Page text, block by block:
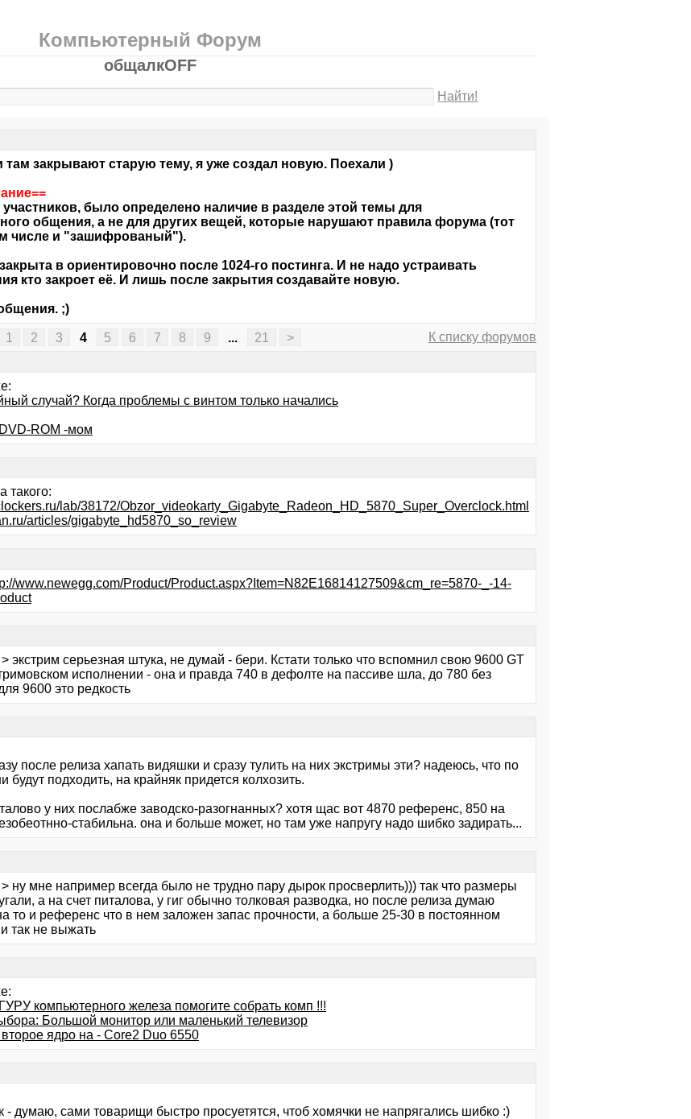
Компьютерный Форум
общалкOFF
Найти!
там закрывают старую тему, я уже создал новую. Поехали )
было определено наличие в разделе этой темы для
общения, а не для других вещей, которые нарушают правила форума (тот
числе и "зашифрованый").
в ориентировочно после 1024-го постинга. И не надо устраивать
кто закроет её. И лишь после закрытия создавайте новую.
;)
1 2 3 4 5 6 7 8 9 21 >
К списку форумов
случай? Когда проблемы с винтом только начались
ROM -мом
такого:
lab/38172/Obzor_videokarty_Gigabyte_Radeon_HD_5870_Super_Overclock.html
articles/gigabyte_hd5870_so_review
www.newegg.com/Product/Product.aspx?Item=N82E16814127509&cm_re=5870-_-14-
экстрим серьезная штука, не думай - бери. Кстати только что вспомнил свою 9600 GT
исполнении - она и правда 740 в дефолте на пассиве шла, до 780 без
9600 это редкость
после релиза хапать видяшки и сразу тулить на них экстримы эти? надеюсь, что по
будут подходить, на крайняк придется колхозить.
у них послабже заводско-разогнанных? хотя щас вот 4870 референс, 850 на
стабильна. она и больше может, но там уже напругу надо шибко задирать...
ну мне например всегда было не трудно пару дырок просверлить))) так что размеры
а на счет питалова, у гиг обычно толковая разводка, но после релиза думаю
то и референс что в нем заложен запас прочности, а больше 25-30 в постоянном
так не выжать
компьютерного железа помогите собрать комп !!!
Большой монитор или маленький телевизор
ядро на - Core2 Duo 6550
- думаю, сами товарищи быстро просуетятся, чтоб хомячки не напрягались шибко :)